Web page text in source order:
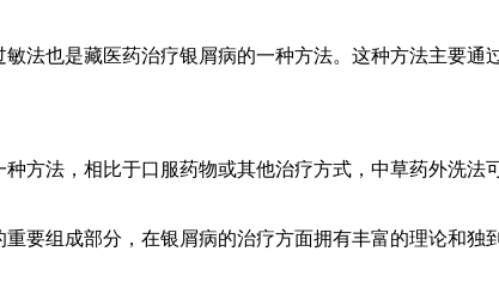
法也是藏医药治疗银屑病的一种方法。这种方法主要
方法，相比于口服药物或其他治疗方式，中草药外洗
要组成部分，在银屑病的治疗方面拥有丰富的理论和